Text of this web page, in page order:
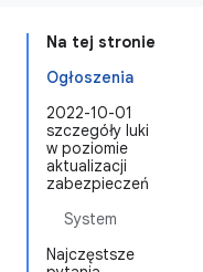
Na tej stronie
Ogłoszenia
2022-10-01
szczegóły luki
w poziomie
aktualizacji
zabezpieczeń
System
Najczęstsze